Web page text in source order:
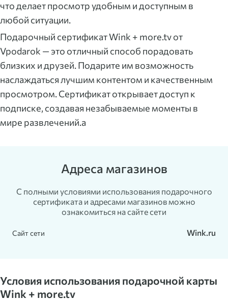
что делает просмотр удобным и доступным в
любой ситуации.
Подарочный сертификат Wink + more.tv от
Vpodarok — это отличный способ порадовать
близких и друзей. Подарите им возможность
наслаждаться лучшим контентом и качественным
просмотром. Сертификат открывает доступ к
подписке, создавая незабываемые моменты в
мире развлечений.a
Адреса магазинов
С полными условиями использования подарочного
сертификата и адресами магазинов можно
ознакомиться на сайте сети
Сайт сети Wink.ru
Условия использования подарочной карты
Wink + more.tv